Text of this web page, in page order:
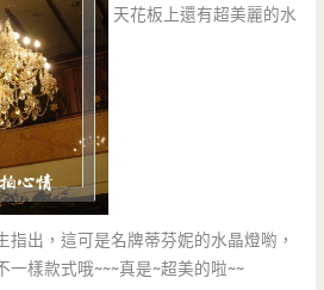
天花板上還有超美麗的水
指出，這可是名牌蒂芬妮的水晶燈喲，
樣款式哦~~~真是~超美的啦~~